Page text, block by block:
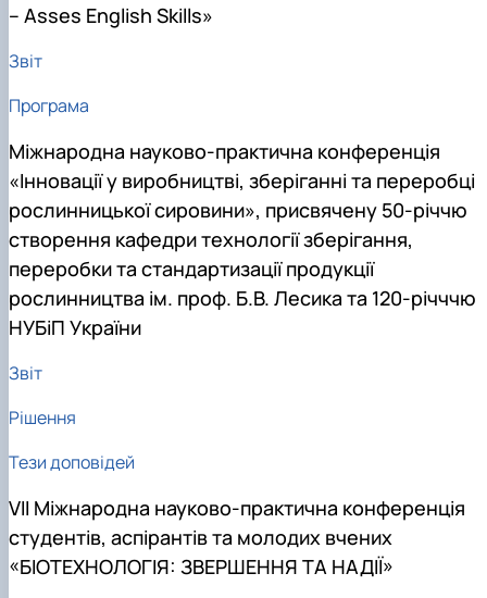
– Asses English Skills»
Звіт
Програма
Міжнародна науково-практична конференція
«Інновації у виробництві, зберіганні та переробці
рослинницької сировини», присвячену 50-річчю
створення кафедри технології зберігання,
переробки та стандартизації продукції
рослинництва ім. проф. Б.В. Лесика та 120-річччю
НУБіП України
Звіт
Рішення
Тези доповідей
VII Міжнародна науково-практична конференція
студентів, аспірантів та молодих вчених
«БІОТЕХНОЛОГІЯ: ЗВЕРШЕННЯ ТА НАДІЇ»